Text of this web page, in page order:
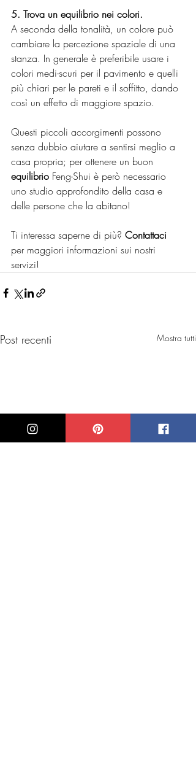
5. Trova un equilibrio nei colori.
A seconda della tonalità, un colore può
cambiare la percezione spaziale di una
stanza. In generale è preferibile usare i
colori medi-scuri per il pavimento e quelli
più chiari per le pareti e il soffitto, dando
così un effetto di maggiore spazio.
Questi piccoli accorgimenti possono
senza dubbio aiutare a sentirsi meglio a
casa propria; per ottenere un buon
equilibrio Feng-Shui è però necessario
uno studio approfondito della casa e
delle persone che la abitano!
Ti interessa saperne di più? Contattaci
per maggiori informazioni sui nostri
servizi!
Post recenti Mostra tutti